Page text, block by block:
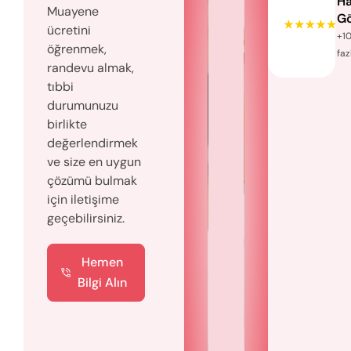
Muayene
ücretini
öğrenmek,
randevu almak,
tıbbi
durumunuzu
birlikte
değerlendirmek
ve size en uygun
çözümü bulmak
için iletişime
geçebilirsiniz.
Hemen
Bilgi Alın